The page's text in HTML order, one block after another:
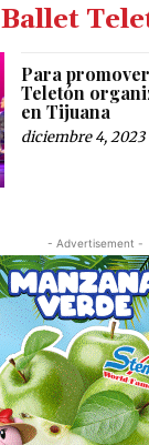
Ballet
Para
Teletón
en Tijuana
diciembre 4, 2023
- Advertisement -